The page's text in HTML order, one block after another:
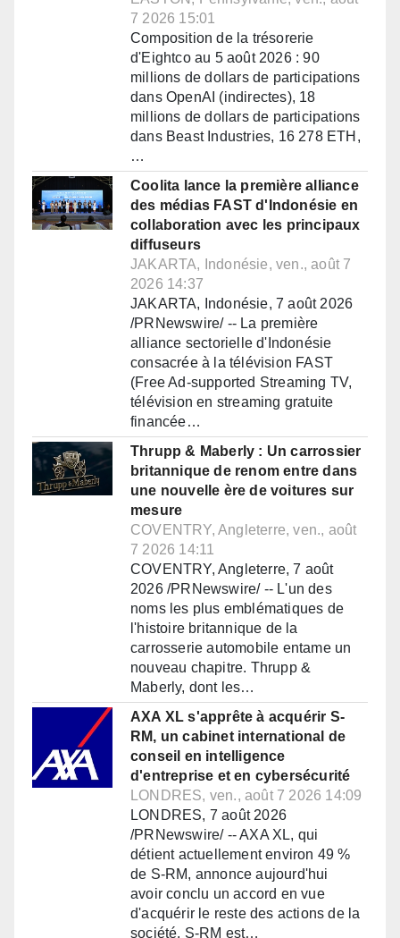
7 2026 15:01
Composition de la trésorerie
d'Eightco au 5 août 2026 : 90
millions de dollars de participations
dans OpenAI (indirectes), 18
millions de dollars de participations
dans Beast Industries, 16 278 ETH,
…
Coolita lance la première alliance
des médias FAST d'Indonésie en
collaboration avec les principaux
diffuseurs
JAKARTA, Indonésie, ven., août 7
2026 14:37
JAKARTA, Indonésie, 7 août 2026
/PRNewswire/ -- La première
alliance sectorielle d'Indonésie
consacrée à la télévision FAST
(Free Ad-supported Streaming TV,
télévision en streaming gratuite
financée…
Thrupp & Maberly : Un carrossier
britannique de renom entre dans
une nouvelle ère de voitures sur
mesure
COVENTRY, Angleterre, ven., août
7 2026 14:11
COVENTRY, Angleterre, 7 août
2026 /PRNewswire/ -- L'un des
noms les plus emblématiques de
l'histoire britannique de la
carrosserie automobile entame un
nouveau chapitre. Thrupp &
Maberly, dont les…
AXA XL s'apprête à acquérir S-
RM, un cabinet international de
conseil en intelligence
d'entreprise et en cybersécurité
LONDRES, ven., août 7 2026 14:09
LONDRES, 7 août 2026
/PRNewswire/ -- AXA XL, qui
détient actuellement environ 49 %
de S-RM, annonce aujourd'hui
avoir conclu un accord en vue
d'acquérir le reste des actions de la
société. S-RM est…